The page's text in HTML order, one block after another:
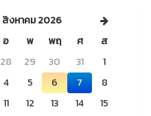
สิงหาคม 2026
อ พ พฤ ศ
ส
28 29 30 31
1
4 5 6 7
8
11 12 13 14
15